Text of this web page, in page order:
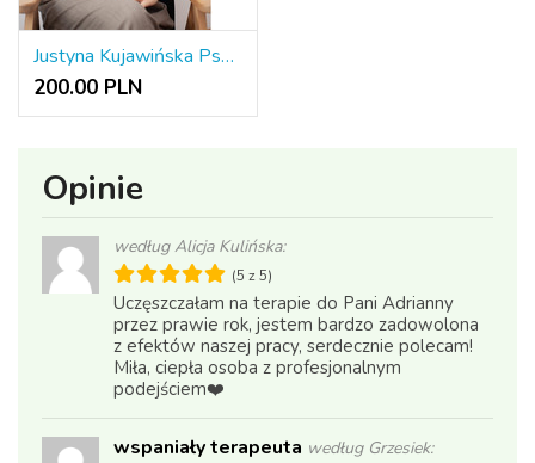
Justyna Kujawińska Psychoterapia Gestalt
200.00 PLN
Opinie
według Alicja Kulińska:
(5 z 5)
Uczęszczałam na terapie do Pani Adrianny
przez prawie rok, jestem bardzo zadowolona
z efektów naszej pracy, serdecznie polecam!
Miła, ciepła osoba z profesjonalnym
podejściem❤️
wspaniały terapeuta według Grzesiek: